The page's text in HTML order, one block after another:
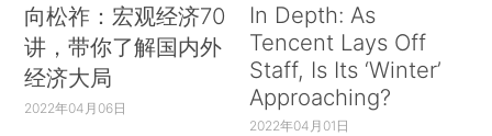
向松祚：宏观经济70
讲，带你了解国内外
经济大局
2022年04月06日
In Depth: As
Tencent Lays Off
Staff, Is Its ‘Winter’
Approaching?
2022年04月01日